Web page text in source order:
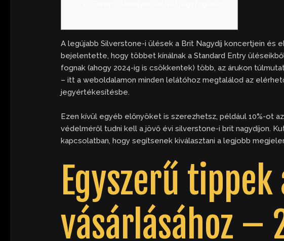
A legújabb Silverstone-i ülések a Brit Nagydíj koncertjein és
bejelentette, hogy többet kínálnak a Standard Entry
fognak (ahogy 2024-ig is csökkentek) több, az árukon
– itt a weboldalamon minden lelátóhoz megtalálod az
jegyértékesítésbe.
Ezen kívül egyéb előnyöket is szerezhetsz, például 10%-ot
védelméről tudni kell a jövő évi silverstone-i brit nagydíjon.
kapcsolatban, hogy segítsenek kiválasztani a legjobb
Egyszerű
vásárlásához –